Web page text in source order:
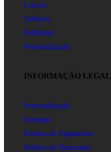
Louças
Talheres
Palhinhas
Personalização
INFORMAÇÃO LEGAL
Personalização
Entregas
Formas de Pagamento
Política de Descontos